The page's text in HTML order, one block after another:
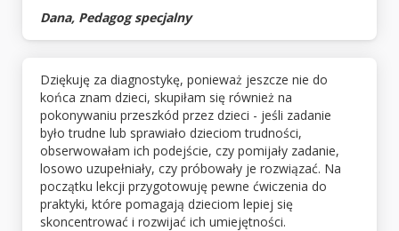
Dana, Pedagog specjalny
Dziękuję za diagnostykę, ponieważ jeszcze nie do
końca znam dzieci, skupiłam się również na
pokonywaniu przeszkód przez dzieci - jeśli zadanie
było trudne lub sprawiało dzieciom trudności,
obserwowałam ich podejście, czy pomijały zadanie,
losowo uzupełniały, czy próbowały je rozwiązać. Na
początku lekcji przygotowuję pewne ćwiczenia do
praktyki, które pomagają dzieciom lepiej się
skoncentrować i rozwijać ich umiejętności.